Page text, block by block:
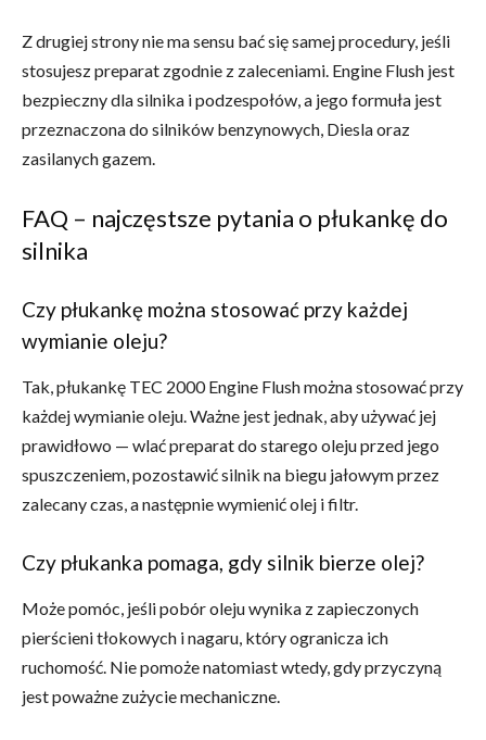
Z drugiej strony nie ma sensu bać się samej procedury, jeśli
stosujesz preparat zgodnie z zaleceniami. Engine Flush jest
bezpieczny dla silnika i podzespołów, a jego formuła jest
przeznaczona do silników benzynowych, Diesla oraz
zasilanych gazem.
FAQ – najczęstsze pytania o płukankę do
silnika
Czy płukankę można stosować przy każdej
wymianie oleju?
Tak, płukankę TEC 2000 Engine Flush można stosować przy
każdej wymianie oleju. Ważne jest jednak, aby używać jej
prawidłowo — wlać preparat do starego oleju przed jego
spuszczeniem, pozostawić silnik na biegu jałowym przez
zalecany czas, a następnie wymienić olej i filtr.
Czy płukanka pomaga, gdy silnik bierze olej?
Może pomóc, jeśli pobór oleju wynika z zapieczonych
pierścieni tłokowych i nagaru, który ogranicza ich
ruchomość. Nie pomoże natomiast wtedy, gdy przyczyną
jest poważne zużycie mechaniczne.